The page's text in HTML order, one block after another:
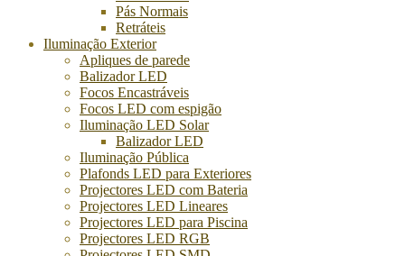
Pás Normais
Retráteis
Iluminação Exterior
Apliques de parede
Balizador LED
Focos Encastráveis
Focos LED com espigão
Iluminação LED Solar
Balizador LED
Iluminação Pública
Plafonds LED para Exteriores
Projectores LED com Bateria
Projectores LED Lineares
Projectores LED para Piscina
Projectores LED RGB